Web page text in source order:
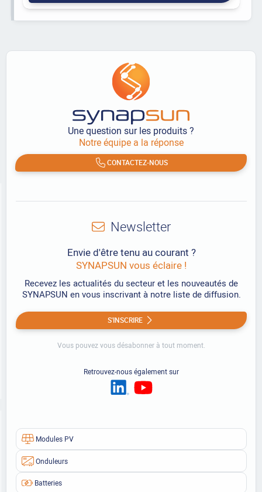
Une question sur les produits ?
Notre équipe a la réponse
CONTACTEZ-NOUS
Modules PV
Onduleurs
Batteries
Newsletter
Envie d'être tenu au courant ?
SYNAPSUN vous éclaire !
Recevez les actualités du secteur et les nouveautés de
SYNAPSUN en vous inscrivant à notre liste de diffusion.
S'INSCRIRE
Vous pouvez vous désabonner à tout moment.
Retrouvez-nous également sur